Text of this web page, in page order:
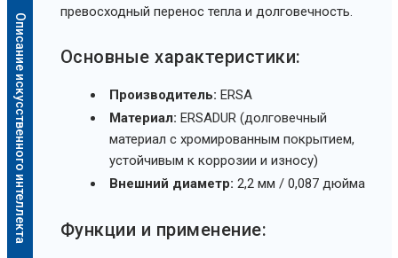
Описание искусственного интеллекта
превосходный перенос тепла и долговечность.
Основные характеристики:
Производитель: ERSA
Материал: ERSADUR (долговечный
материал с хромированным покрытием,
устойчивым к коррозии и износу)
Внешний диаметр: 2,2 мм / 0,087 дюйма
Функции и применение: